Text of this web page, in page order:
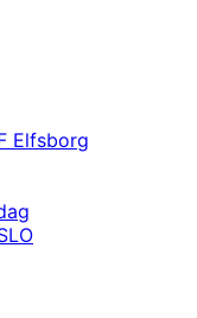
Elfsborg